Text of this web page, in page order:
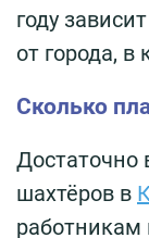
году
от города, в
Сколько
Достаточно
шахтёров в